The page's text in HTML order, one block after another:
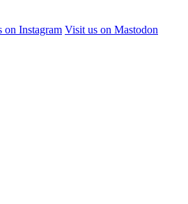
on Instagram Visit us on Mastodon